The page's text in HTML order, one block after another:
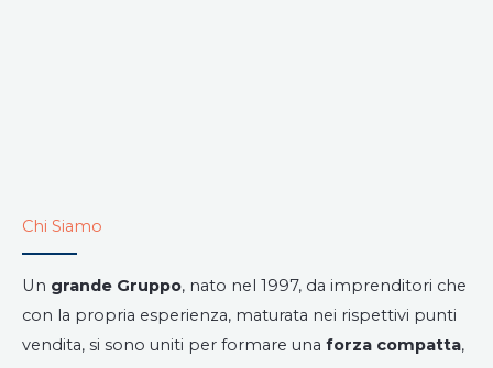
Chi Siamo
Un grande Gruppo, nato nel 1997, da imprenditori che
con la propria esperienza, maturata nei rispettivi punti
vendita, si sono uniti per formare una forza compatta,